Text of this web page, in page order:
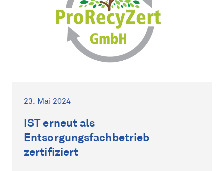
23. Mai 2024
IST erneut als
Entsorgungsfachbetrieb
zertifiziert